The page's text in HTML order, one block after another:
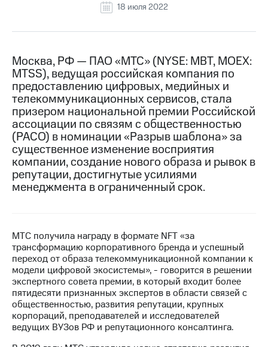
информация
Медиа-центр
Пресс-
релизы
МТС
о технологиях
Достижения
Интервью
Финансовая
Пригласить
спикера
и акционерам
Корпоративное
управление
Корпоративный
18 июля 2022
Москва, РФ — ПАО «МТС» (NYSE: MBT, MOEX:
MTSS), ведущая российская компания по
предоставлению цифровых, медийных и
телекоммуникационных сервисов, стала
призером национальной премии Российской
ассоциации по связям с общественностью
(РАСО) в номинации «Разрыв шаблона» за
существенное изменение восприятия
компании, создание нового образа и рывок в
репутации, достигнутые усилиями
менеджмента в ограниченный срок.
МТС получила награду в формате NFT «за
трансформацию корпоративного бренда и успешный
переход от образа телекоммуникационной компании к
модели цифровой экосистемы», - говорится в решении
экспертного совета премии, в который входит более
пятидесяти признанных экспертов в области связей с
общественностью, развития репутации, крупных
корпораций, преподавателей и исследователей
ведущих ВУЗов РФ и репутационного консалтинга.